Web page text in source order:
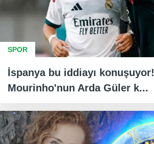
SPOR
İspanya bu iddiayı konuşuyor!
Mourinho'nun Arda Güler k...